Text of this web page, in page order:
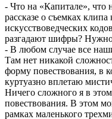
- Что на «Капитале», что
рассказе о съемках
искусствоведческих
разгадают шифры?
- В любом случае все
Там нет никакой
форму повествования, в
куртуазно вплетаю
Ничего сложного я в
повествования. В этом
рамках маленького